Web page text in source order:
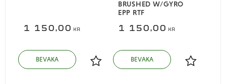
1 150,00 KR
Lägg till i favoriter
BRUSHED W/GYRO
EPP RTF
1 150,00 KR
Lägg till i